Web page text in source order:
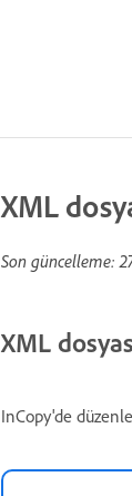
XML
Son güncelleme:
XML
InCopy'de